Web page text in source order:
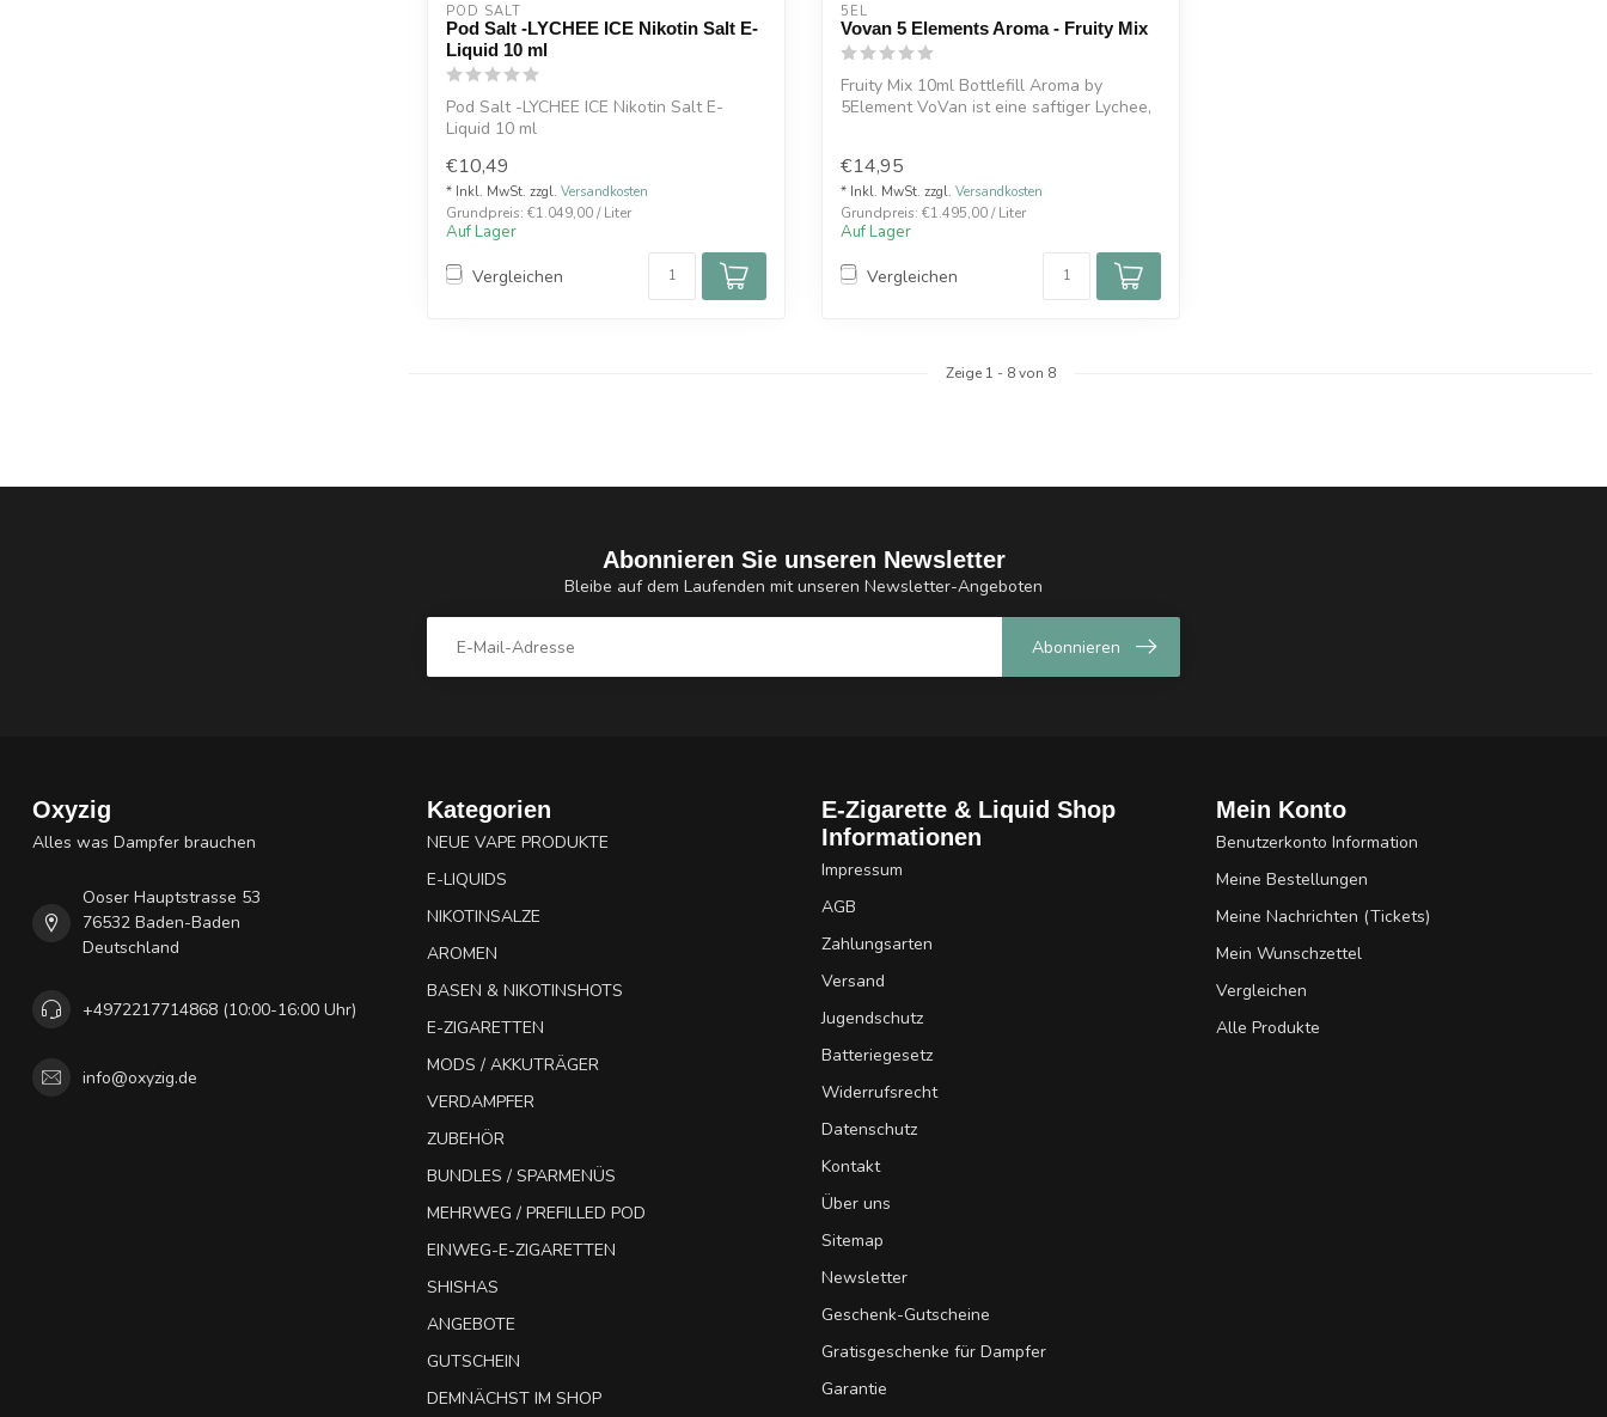
POD SALT
Pod Salt -LYCHEE ICE Nikotin Salt E-
Liquid 10 ml
Pod Salt -LYCHEE ICE Nikotin Salt E-
Liquid 10 ml
€10,49
* Inkl. MwSt. zzgl. Versandkosten
Grundpreis: €1.049,00 / Liter
Auf Lager
Vergleichen
5EL
Vovan 5 Elements Aroma - Fruity Mix
Fruity Mix 10ml Bottlefill Aroma by
5Element VoVan ist eine saftiger Lychee,
€14,95
* Inkl. MwSt. zzgl. Versandkosten
Grundpreis: €1.495,00 / Liter
Auf Lager
Vergleichen
Zeige 1 - 8von 8
Abonnieren Sie unseren Newsletter
Bleibe auf dem Laufenden mit unseren Newsletter-Angeboten
Abonnieren
Oxyzig
Alles was Dampfer brauchen
Ooser Hauptstrasse 53
76532 Baden-Baden
Deutschland
+4972217714868 (10:00-16:00 Uhr)
info@oxyzig.de
Kategorien
NEUE VAPE PRODUKTE
E-LIQUIDS
NIKOTINSALZE
AROMEN
BASEN & NIKOTINSHOTS
E-ZIGARETTEN
MODS / AKKUTRÄGER
VERDAMPFER
ZUBEHÖR
BUNDLES / SPARMENÜS
MEHRWEG / PREFILLED POD
EINWEG-E-ZIGARETTEN
SHISHAS
ANGEBOTE
GUTSCHEIN
DEMNÄCHST IM SHOP
E-Zigarette & Liquid Shop
Informationen
Impressum
AGB
Zahlungsarten
Versand
Jugendschutz
Batteriegesetz
Widerrufsrecht
Datenschutz
Kontakt
Über uns
Sitemap
Newsletter
Geschenk-Gutscheine
Gratisgeschenke für Dampfer
Garantie
Mein Konto
Benutzerkonto Information
Meine Bestellungen
Meine Nachrichten (Tickets)
Mein Wunschzettel
Vergleichen
Alle Produkte